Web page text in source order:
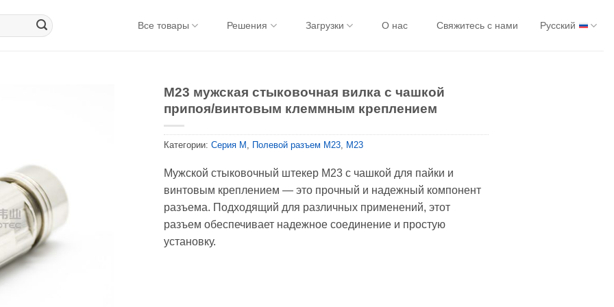
Все товары Решения Загрузки О нас Свяжитесь с нами Русский
M23 мужская стыковочная вилка с чашкой
припоя/винтовым клеммным креплением
Категории: Серия М , Полевой разъем M23, M23
Мужской стыковочный штекер M23 с чашкой для пайки и
винтовым креплением — это прочный и надежный компонент
разъема. Подходящий для различных применений, этот
разъем обеспечивает надежное соединение и простую
установку.